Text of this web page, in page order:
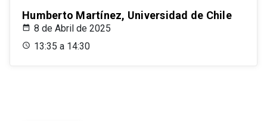
Humberto Martínez, Universidad de Chile
8 de Abril de 2025
13:35 a 14:30